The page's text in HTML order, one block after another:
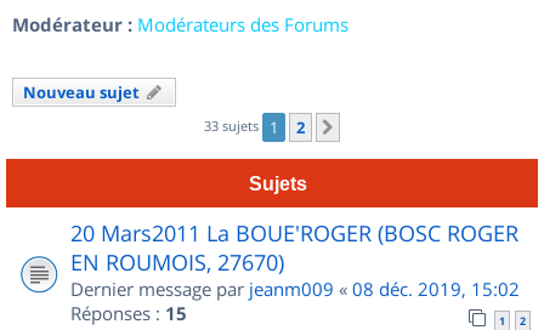
Modérateur : Modérateurs des Forums
Nouveau sujet
33 sujets 1 2
Sujets
20 Mars2011 La BOUE'ROGER (BOSC ROGER
EN ROUMOIS, 27670)
Dernier message par jeanm009 « 08 déc. 2019, 15:02
Réponses : 15 1 2